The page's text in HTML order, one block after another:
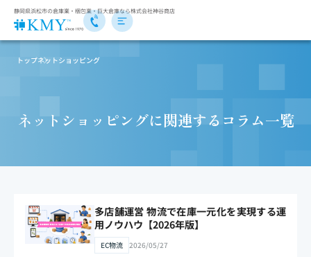
静岡県浜松市の倉庫業・梱包業・巨大倉庫なら株式会社神谷商店
トップネットショッピング
ネットショッピングに関連するコラム一覧
多店舗運営 物流で在庫一元化を実現する運
用ノウハウ【2026年版】
EC物流 2026/05/27